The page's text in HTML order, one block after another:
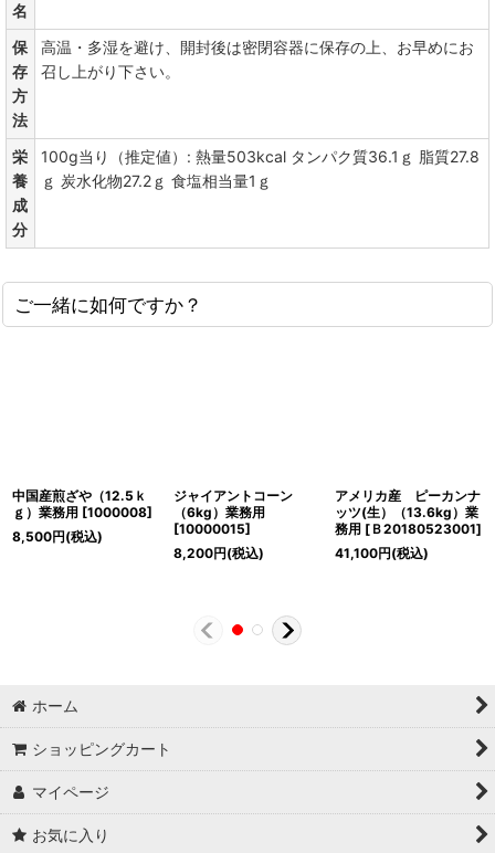
名
保
存
方
法
高温・多湿を避け、開封後は密閉容器に保存の上、お早めにお
召し上がり下さい。
栄
養
成
分
100g当り（推定値）: 熱量503kcal タンパク質36.1ｇ 脂質27.8
ｇ 炭水化物27.2ｇ 食塩相当量1ｇ
ご一緒に如何ですか？
中国産煎ざや（12.5ｋ
ｇ）業務用 [1000008]
8,500円(税込)
ジャイアントコーン
（6kg）業務用
[10000015]
8,200円(税込)
アメリカ産 ピーカンナ
ッツ(生）（13.6kg）業
務用 [ Ｂ20180523001]
41,100円(税込)
ホーム
ショッピングカート
マイページ
お気に入り